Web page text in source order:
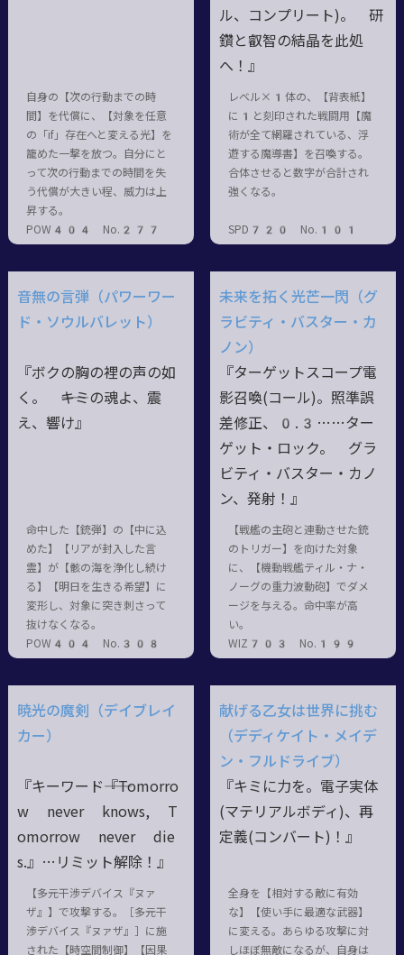
自身の【次の行動までの時
間】を代償に、【対象を任意
の「if」存在へと変える光】を
籠めた一撃を放つ。自分にと
って次の行動までの時間を失
う代償が大きい程、威力は上
昇する。
POW404 No.277
ル、コンプリート)。 研
鑽と叡智の結晶を此処
へ！』
レベル×1体の、【背表紙】
に1と刻印された戦闘用【魔
術が全て網羅されている、浮
遊する魔導書】を召喚する。
合体させると数字が合計され
強くなる。
SPD720 No.101
音無の言弾（パワーワー
ド・ソウルバレット）
『ボクの胸の裡の声の如
く。 ――キミの魂よ、震
え、響け』
命中した【銃弾】の【中に込
めた】【リアが封入した言
霊】が【骸の海を浄化し続け
る】【明日を生きる希望】に
変形し、対象に突き刺さって
抜けなくなる。
POW404 No.308
未来を拓く光芒一閃（グ
ラビティ・バスター・カ
ノン）
『ターゲットスコープ電
影召喚(コール)。照準誤
差修正、0.3……ター
ゲット・ロック。 グラ
ビティ・バスター・カノ
ン、発射！』
【戦艦の主砲と連動させた銃
のトリガー】を向けた対象
に、【機動戦艦ティル・ナ・
ノーグの重力波動砲】でダメ
ージを与える。命中率が高
い。
WIZ703 No.199
暁光の魔剣（デイブレイ
カー）
『キーワード――『Tomorro
w never knows, T
omorrow never die
s.』…リミット解除！』
【多元干渉デバイス『ヌァ
ザ』】で攻撃する。［多元干
渉デバイス『ヌァザ』］に施
された【時空間制御】【因果
献げる乙女は世界に挑む
（デディケイト・メイデ
ン・フルドライブ）
『キミに力を。電子実体
(マテリアルボディ)、再
定義(コンバート)！』
全身を【相対する敵に有効
な】【使い手に最適な武器】
に変える。あらゆる攻撃に対
しほぼ無敵になるが、自身は